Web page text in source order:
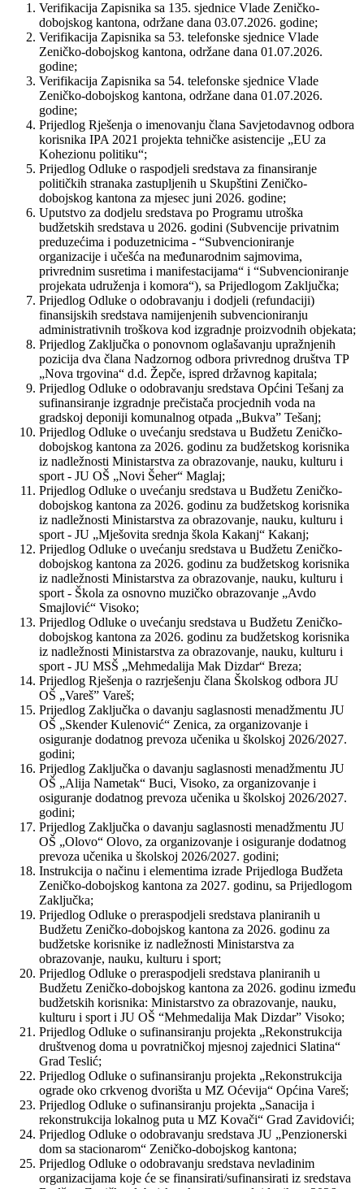
Verifikacija Zapisnika sa 135. sjednice Vlade Zeničko-
dobojskog kantona, održane dana 03.07.2026. godine;
Verifikacija Zapisnika sa 53. telefonske sjednice Vlade
Zeničko-dobojskog kantona, održane dana 01.07.2026.
godine;
Verifikacija Zapisnika sa 54. telefonske sjednice Vlade
Zeničko-dobojskog kantona, održane dana 01.07.2026.
godine;
Prijedlog Rješenja o imenovanju člana Savjetodavnog odbora
korisnika IPA 2021 projekta tehničke asistencije „EU za
Kohezionu politiku“;
Prijedlog Odluke o raspodjeli sredstava za finansiranje
političkih stranaka zastupljenih u Skupštini Zeničko-
dobojskog kantona za mjesec juni 2026. godine;
Uputstvo za dodjelu sredstava po Programu utroška
budžetskih sredstava u 2026. godini (Subvencije privatnim
preduzećima i poduzetnicima - “Subvencioniranje
organizacije i učešća na međunarodnim sajmovima,
privrednim susretima i manifestacijama“ i “Subvencioniranje
projekata udruženja i komora“), sa Prijedlogom Zaključka;
Prijedlog Odluke o odobravanju i dodjeli (refundaciji)
finansijskih sredstava namijenjenih subvencioniranju
administrativnih troškova kod izgradnje proizvodnih objekata;
Prijedlog Zaključka o ponovnom oglašavanju upražnjenih
pozicija dva člana Nadzornog odbora privrednog društva TP
„Nova trgovina“ d.d. Žepče, ispred državnog kapitala;
Prijedlog Odluke o odobravanju sredstava Općini Tešanj za
sufinansiranje izgradnje prečistača procjednih voda na
gradskoj deponiji komunalnog otpada „Bukva” Tešanj;
Prijedlog Odluke o uvećanju sredstava u Budžetu Zeničko-
dobojskog kantona za 2026. godinu za budžetskog korisnika
iz nadležnosti Ministarstva za obrazovanje, nauku, kulturu i
sport - JU OŠ „Novi Šeher“ Maglaj;
Prijedlog Odluke o uvećanju sredstava u Budžetu Zeničko-
dobojskog kantona za 2026. godinu za budžetskog korisnika
iz nadležnosti Ministarstva za obrazovanje, nauku, kulturu i
sport - JU „Mješovita srednja škola Kakanj“ Kakanj;
Prijedlog Odluke o uvećanju sredstava u Budžetu Zeničko-
dobojskog kantona za 2026. godinu za budžetskog korisnika
iz nadležnosti Ministarstva za obrazovanje, nauku, kulturu i
sport - Škola za osnovno muzičko obrazovanje „Avdo
Smajlović“ Visoko;
Prijedlog Odluke o uvećanju sredstava u Budžetu Zeničko-
dobojskog kantona za 2026. godinu za budžetskog korisnika
iz nadležnosti Ministarstva za obrazovanje, nauku, kulturu i
sport - JU MSŠ „Mehmedalija Mak Dizdar“ Breza;
Prijedlog Rješenja o razrješenju člana Školskog odbora JU
OŠ „Vareš” Vareš;
Prijedlog Zaključka o davanju saglasnosti menadžmentu JU
OŠ „Skender Kulenović“ Zenica, za organizovanje i
osiguranje dodatnog prevoza učenika u školskoj 2026/2027.
godini;
Prijedlog Zaključka o davanju saglasnosti menadžmentu JU
OŠ „Alija Nametak“ Buci, Visoko, za organizovanje i
osiguranje dodatnog prevoza učenika u školskoj 2026/2027.
godini;
Prijedlog Zaključka o davanju saglasnosti menadžmentu JU
OŠ „Olovo“ Olovo, za organizovanje i osiguranje dodatnog
prevoza učenika u školskoj 2026/2027. godini;
Instrukcija o načinu i elementima izrade Prijedloga Budžeta
Zeničko-dobojskog kantona za 2027. godinu, sa Prijedlogom
Zaključka;
Prijedlog Odluke o preraspodjeli sredstava planiranih u
Budžetu Zeničko-dobojskog kantona za 2026. godinu za
budžetske korisnike iz nadležnosti Ministarstva za
obrazovanje, nauku, kulturu i sport;
Prijedlog Odluke o preraspodjeli sredstava planiranih u
Budžetu Zeničko-dobojskog kantona za 2026. godinu između
budžetskih korisnika: Ministarstvo za obrazovanje, nauku,
kulturu i sport i JU OŠ “Mehmedalija Mak Dizdar” Visoko;
Prijedlog Odluke o sufinansiranju projekta „Rekonstrukcija
društvenog doma u povratničkoj mjesnoj zajednici Slatina“
Grad Teslić;
Prijedlog Odluke o sufinansiranju projekta „Rekonstrukcija
ograde oko crkvenog dvorišta u MZ Oćevija“ Općina Vareš;
Prijedlog Odluke o sufinansiranju projekta „Sanacija i
rekonstrukcija lokalnog puta u MZ Kovači“ Grad Zavidovići;
Prijedlog Odluke o odobravanju sredstava JU „Penzionerski
dom sa stacionarom“ Zeničko-dobojskog kantona;
Prijedlog Odluke o odobravanju sredstava nevladinim
organizacijama koje će se finansirati/sufinansirati iz sredstava